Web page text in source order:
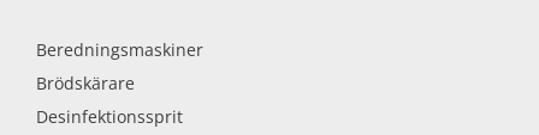
Beredningsmaskiner
Brödskärare
Desinfektionssprit